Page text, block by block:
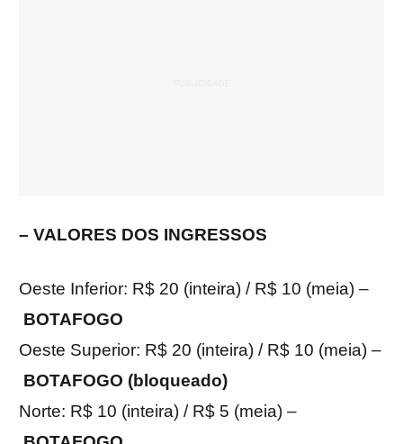
– VALORES DOS INGRESSOS
Oeste Inferior: R$ 20 (inteira) / R$ 10 (meia) –
BOTAFOGO
Oeste Superior: R$ 20 (inteira) / R$ 10 (meia) –
BOTAFOGO (bloqueado)
Norte: R$ 10 (inteira) / R$ 5 (meia) –